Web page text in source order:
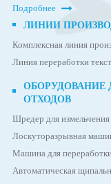
Подробнее
ЛИНИИ
Комплексная линия
Линия переработки
ОБОРУДОВАНИЕ
ОТХОДОВ
Шредер для измельчения
Лоскуторазрывная
Машина для
Автоматическая